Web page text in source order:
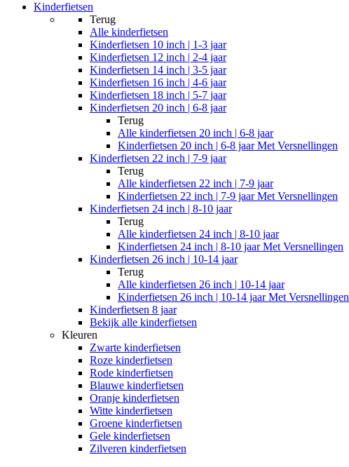
Kinderfietsen
Terug
Alle kinderfietsen
Kinderfietsen 10 inch | 1-3 jaar
Kinderfietsen 12 inch | 2-4 jaar
Kinderfietsen 14 inch | 3-5 jaar
Kinderfietsen 16 inch | 4-6 jaar
Kinderfietsen 18 inch | 5-7 jaar
Kinderfietsen 20 inch | 6-8 jaar
Terug
Alle kinderfietsen 20 inch | 6-8 jaar
Kinderfietsen 20 inch | 6-8 jaar Met Versnellingen
Kinderfietsen 22 inch | 7-9 jaar
Terug
Alle kinderfietsen 22 inch | 7-9 jaar
Kinderfietsen 22 inch | 7-9 jaar Met Versnellingen
Kinderfietsen 24 inch | 8-10 jaar
Terug
Alle kinderfietsen 24 inch | 8-10 jaar
Kinderfietsen 24 inch | 8-10 jaar Met Versnellingen
Kinderfietsen 26 inch | 10-14 jaar
Terug
Alle kinderfietsen 26 inch | 10-14 jaar
Kinderfietsen 26 inch | 10-14 jaar Met Versnellingen
Kinderfietsen 8 jaar
Bekijk alle kinderfietsen
Kleuren
Zwarte kinderfietsen
Roze kinderfietsen
Rode kinderfietsen
Blauwe kinderfietsen
Oranje kinderfietsen
Witte kinderfietsen
Groene kinderfietsen
Gele kinderfietsen
Zilveren kinderfietsen